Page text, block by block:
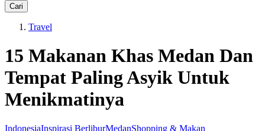
Cari
Travel
15 Makanan Khas Medan Dan
Tempat Paling Asyik Untuk
Menikmatinya
IndonesiaInspirasi BerliburMedanShopping & Makan